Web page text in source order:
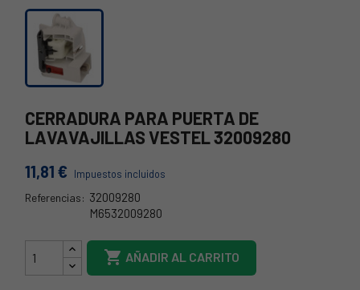
CERRADURA PARA PUERTA DE
LAVAVAJILLAS VESTEL 32009280
11,81 € Impuestos incluidos
Referencias: 32009280
M6532009280
 AÑADIR AL CARRITO